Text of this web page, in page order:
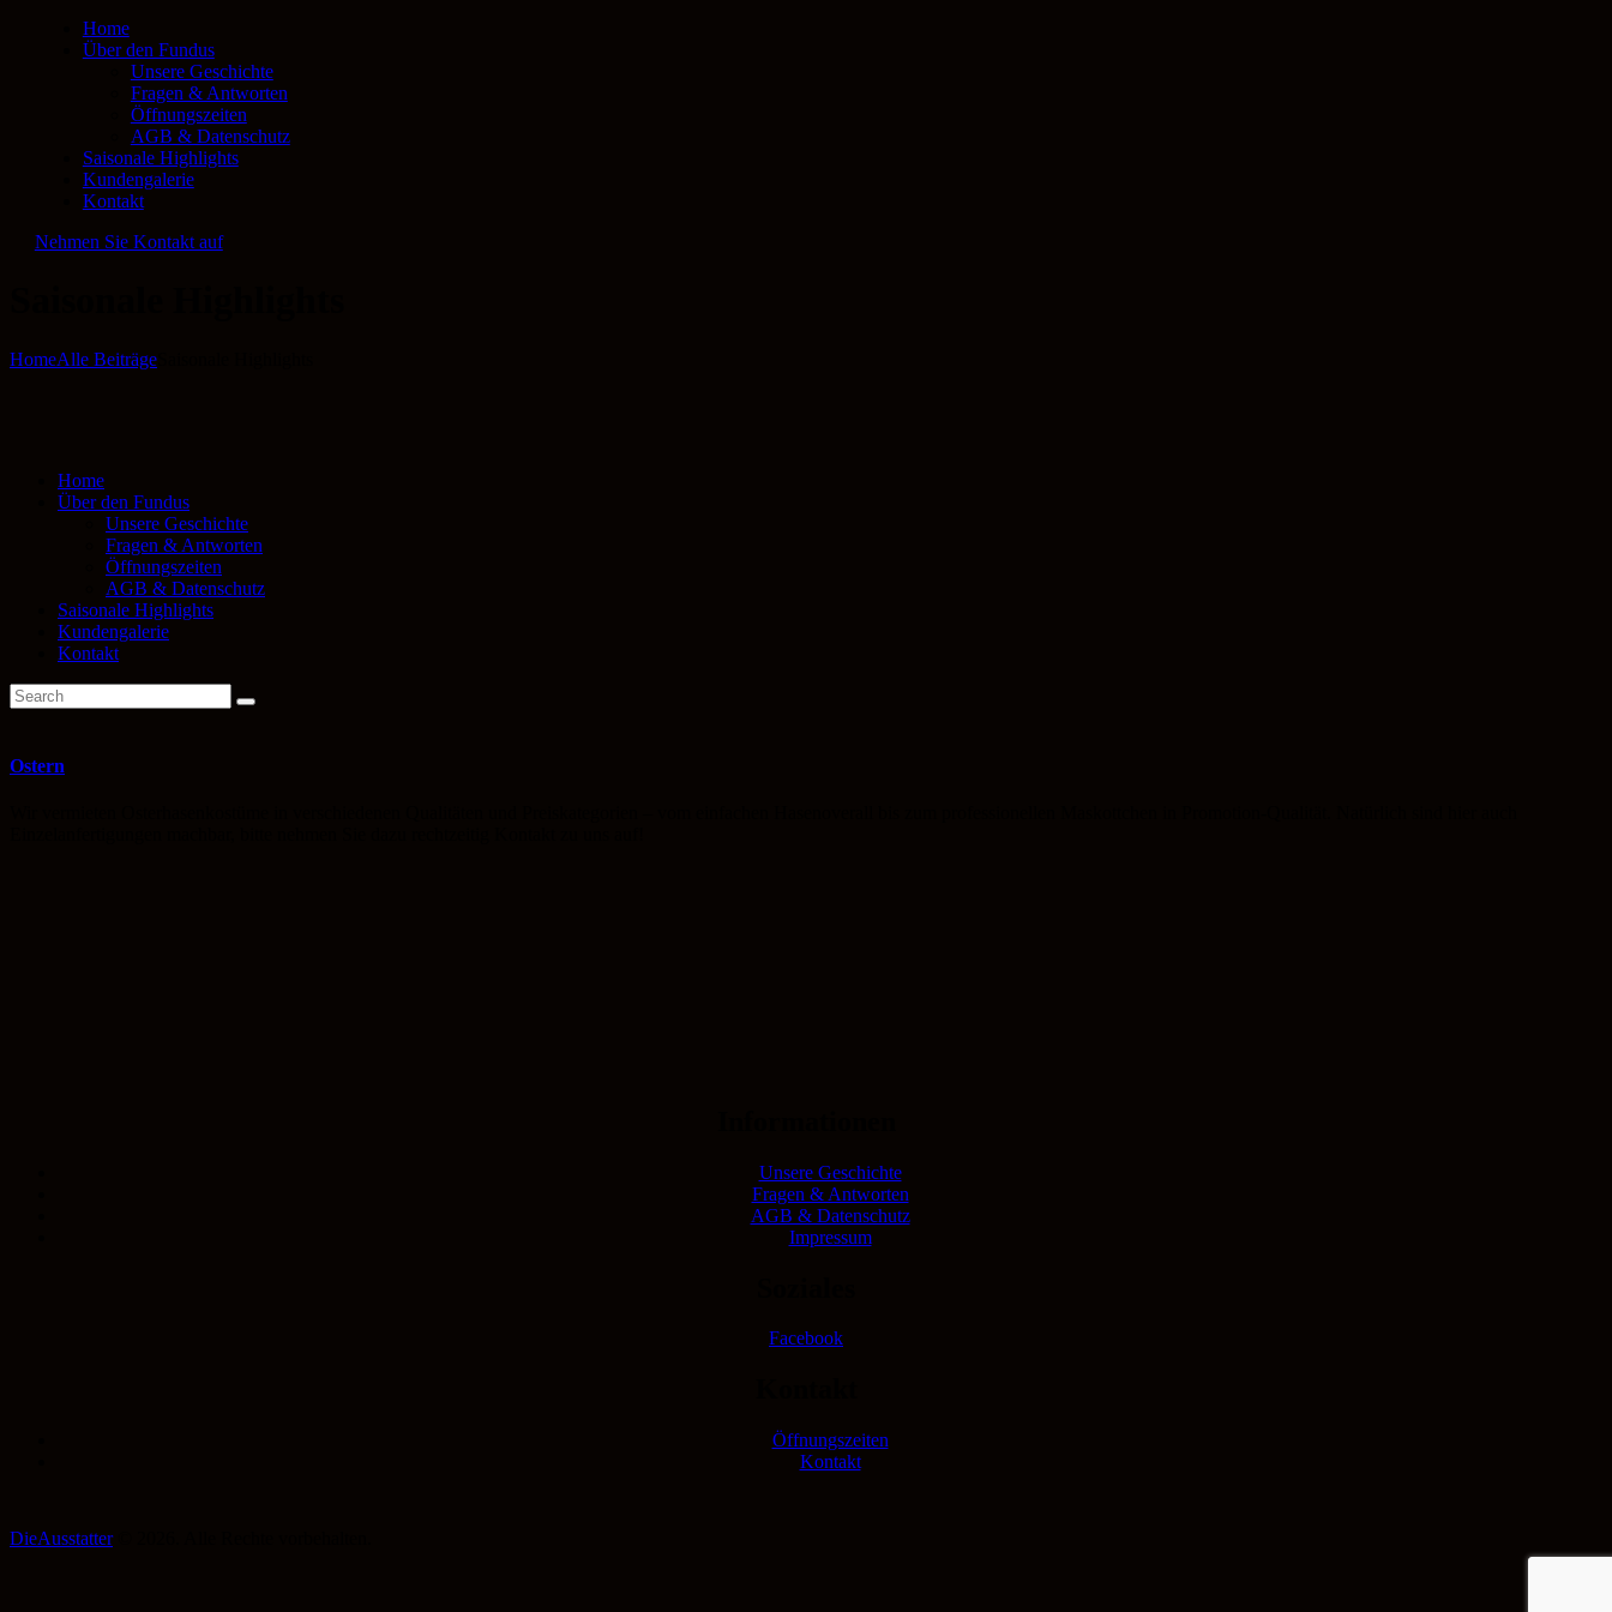
Home
Über den Fundus
Unsere Geschichte
Fragen & Antworten
Öffnungszeiten
AGB & Datenschutz
Saisonale Highlights
Kundengalerie
Kontakt
Nehmen Sie Kontakt auf
HomeAlle Beiträge
Home
Über den Fundus
Unsere Geschichte
Fragen & Antworten
Öffnungszeiten
AGB & Datenschutz
Saisonale Highlights
Kundengalerie
Kontakt
Ostern
Unsere Geschichte
Fragen & Antworten
AGB & Datenschutz
Impressum
Facebook
Öffnungszeiten
Kontakt
DieAusstatter© 2026. Alle Rechte vorbehalten.